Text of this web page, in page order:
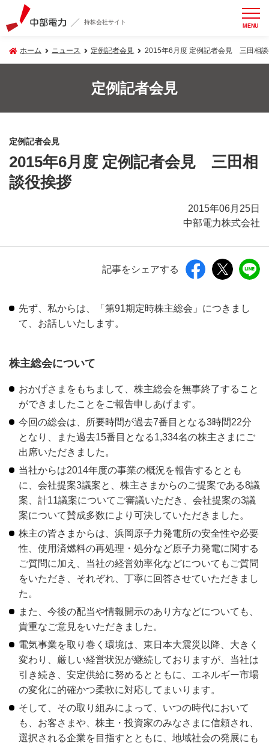
持株会社サイト MENU
ホーム ニュース 定例記者会見 2015年6月度 定例記者会見 三田相談
定例記者会見
定例記者会見
2015年6月度 定例記者会見 三田相
談役挨拶
2015年06月25日
中部電力株式会社
記事をシェアする
先ず、私からは、「第91期定時株主総会」につきまし
て、お話しいたします。
株主総会について
おかげさまをもちまして、株主総会を無事終了すること
ができましたことをご報告申しあげます。
今回の総会は、所要時間が過去7番目となる3時間22分
となり、また過去15番目となる1,334名の株主さまにご
出席いただきました。
当社からは2014年度の事業の概況を報告するととも
に、会社提案3議案と、株主さまからのご提案である8議
案、計11議案についてご審議いただき、会社提案の3議
案について賛成多数により可決していただきました。
株主の皆さまからは、浜岡原子力発電所の安全性や必要
性、使用済燃料の再処理・処分など原子力発電に関する
ご質問に加え、当社の経営効率化などについてもご質問
をいただき、それぞれ、丁寧に回答させていただきまし
た。
また、今後の配当や情報開示のあり方などについても、
貴重なご意見をいただきました。
電気事業を取り巻く環境は、東日本大震災以降、大きく
変わり、厳しい経営状況が継続しておりますが、当社は
引き続き、安定供給に努めるとともに、エネルギー市場
の変化に的確かつ柔軟に対応してまいります。
そして、その取り組みによって、いつの時代において
も、お客さまや、株主・投資家のみなさまに信頼され、
選択される企業を目指すとともに、地域社会の発展にも